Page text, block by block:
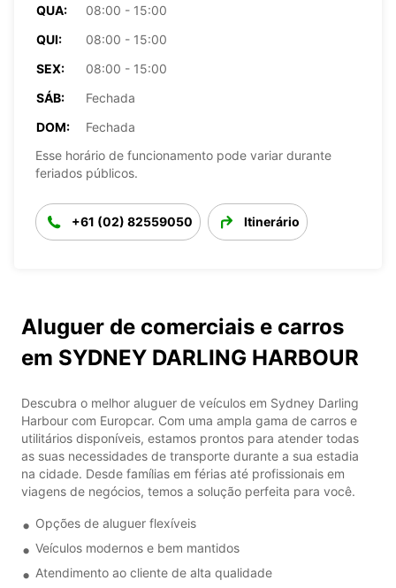
QUA:
08:00 - 15:00
QUI:
08:00 - 15:00
SEX:
08:00 - 15:00
SÁB:
Fechada
DOM:
Fechada
Esse horário de funcionamento pode variar durante
feriados públicos.
+61 (02) 82559050 Itinerário
Aluguer de comerciais e carros
em SYDNEY DARLING HARBOUR
Descubra o melhor aluguer de veículos em Sydney Darling
Harbour com Europcar. Com uma ampla gama de carros e
utilitários disponíveis, estamos prontos para atender todas
as suas necessidades de transporte durante a sua estadia
na cidade. Desde famílias em férias até profissionais em
viagens de negócios, temos a solução perfeita para você.
Opções de aluguer flexíveis
Veículos modernos e bem mantidos
Atendimento ao cliente de alta qualidade